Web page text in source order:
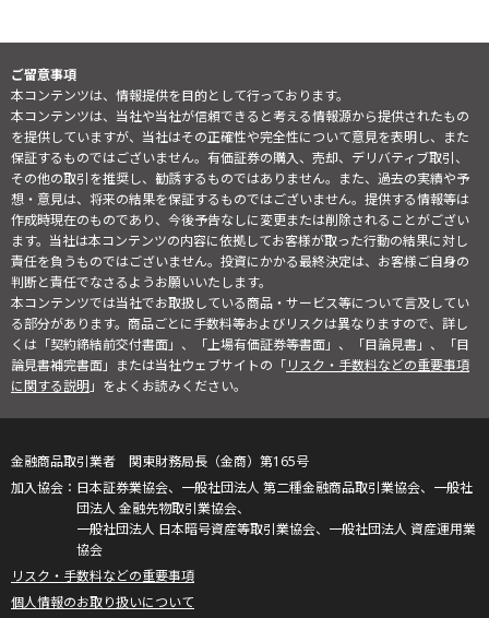
ご留意事項
本コンテンツは、情報提供を目的として行っております。
本コンテンツは、当社や当社が信頼できると考える情報源から提供されたもの
を提供していますが、当社はその正確性や完全性について意見を表明し、また
保証するものではございません。有価証券の購入、売却、デリバティブ取引、
その他の取引を推奨し、勧誘するものではありません。また、過去の実績や予
想・意見は、将来の結果を保証するものではございません。提供する情報等は
作成時現在のものであり、今後予告なしに変更または削除されることがござい
ます。当社は本コンテンツの内容に依拠してお客様が取った行動の結果に対し
責任を負うものではございません。投資にかかる最終決定は、お客様ご自身の
判断と責任でなさるようお願いいたします。
本コンテンツでは当社でお取扱している商品・サービス等について言及してい
る部分があります。商品ごとに手数料等およびリスクは異なりますので、詳し
くは「契約締結前交付書面」、「上場有価証券等書面」、「目論見書」、「目
論見書補完書面」または当社ウェブサイトの「リスク・手数料などの重要事項
に関する説明」をよくお読みください。
金融商品取引業者 関東財務局長（金商）第165号
日本証券業協会、一般社団法人 第二種金融商品取引業協会、一般社
団法人 金融先物取引業協会、
一般社団法人 日本暗号資産等取引業協会、一般社団法人 資産運用業
協会
リスク・手数料などの重要事項
個人情報のお取り扱いについて